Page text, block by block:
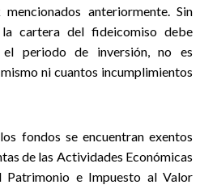
anteriormente. Sin
cartera del fideicomiso debe
el periodo de inversión, no es
ni cuantos incumplimientos
los fondos se encuentran exentos
de las Actividades Económicas
Patrimonio e Impuesto al Valor